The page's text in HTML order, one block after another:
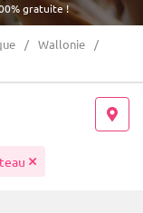
gratuite !
Wallonie